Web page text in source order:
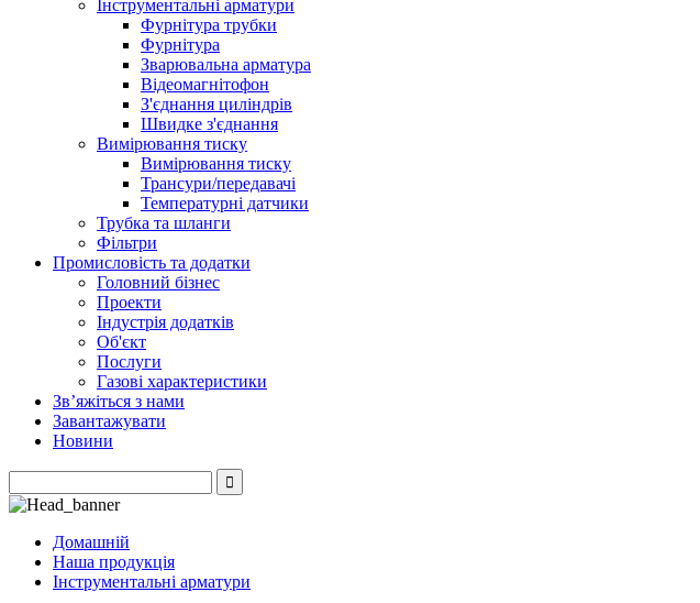
Інструментальні арматури
Фурнітура трубки
Фурнітура
Зварювальна арматура
Відеомагнітофон
З'єднання циліндрів
Швидке з'єднання
Вимірювання тиску
Вимірювання тиску
Трансури/передавачі
Температурні датчики
Трубка та шланги
Фільтри
Промисловість та додатки
Головний бізнес
Проекти
Індустрія додатків
Об'єкт
Послуги
Газові характеристики
Зв’яжіться з нами
Завантажувати
Новини
Домашній
Наша продукція
Інструментальні арматури